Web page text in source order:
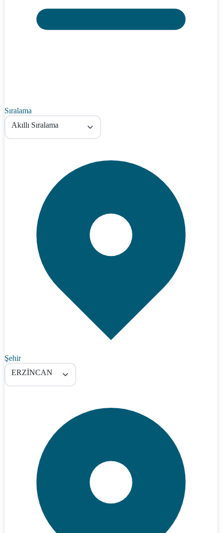
Sıralama
Akıllı Sıralama
Şehir
ERZİNCAN